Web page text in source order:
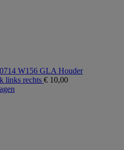
W156 GLA Houder
links rechts € 10,00